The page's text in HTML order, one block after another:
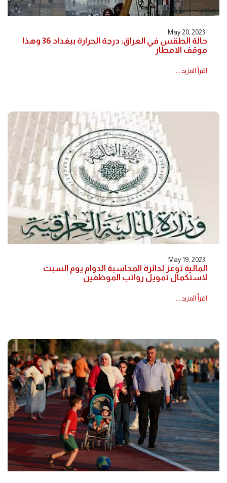
May 20, 2023
حالة الطقس في العراق: درجة الحرارة ببغداد 36 وهذا
موقف الامطار
اقرأ المزيد ...
May 19, 2023
المالية توعز لدائرة المحاسبة الدوام يوم السبت
لاستكمال تمويل رواتب الموظفين
اقرأ المزيد ...